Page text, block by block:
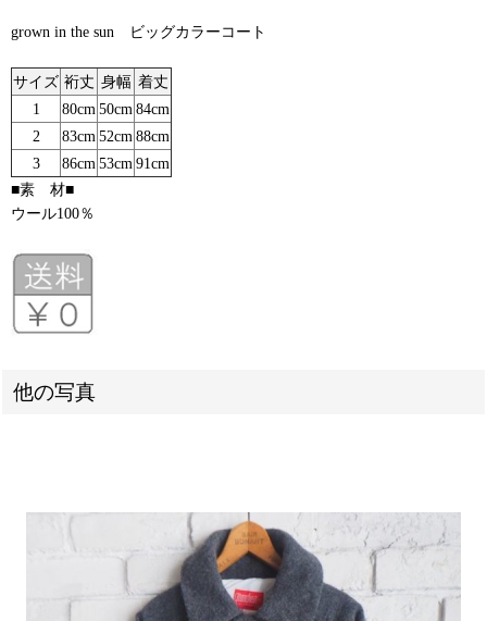
grown in the sun ビッグカラーコート
サイズ 裄丈 身幅 着丈
1
80cm 50cm 84cm
2
83cm 52cm 88cm
3
86cm 53cm 91cm
■素 材■
ウール100％
他の写真